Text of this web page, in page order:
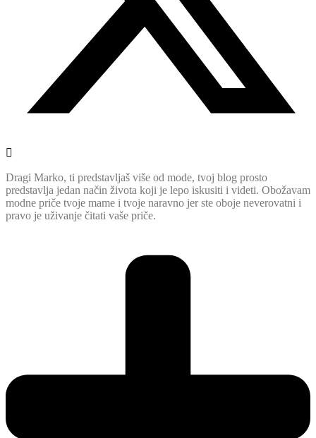
Dragi Marko, ti predstavljaš više od mode, tvoj blog prosto
predstavlja jedan način života koji je lepo iskusiti i videti. Obožavam
modne priče tvoje mame i tvoje naravno jer ste oboje neverovatni i
pravo je uživanje čitati vaše priče.